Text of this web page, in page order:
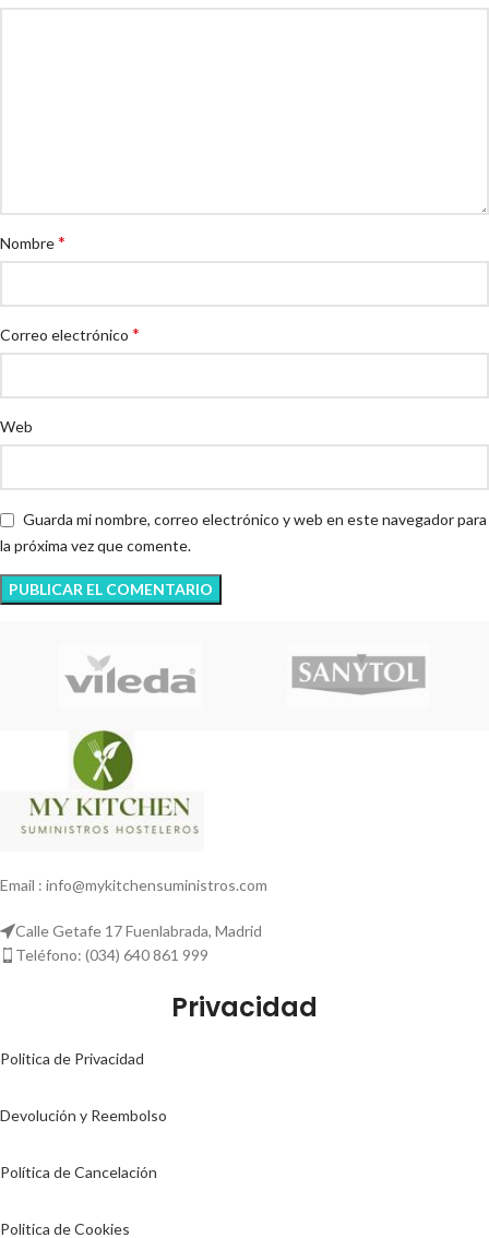
Nombre*
Correo electrónico *
Web
Guarda mi nombre, correo electrónico y web en este navegador para
la próxima vez que comente.
Email : info@mykitchensuministros.com
Calle Getafe 17 Fuenlabrada, Madrid
Teléfono: (034) 640 861 999
Privacidad
Politica de Privacidad
Devolución y Reembolso
Política de Cancelación
Politica de Cookies